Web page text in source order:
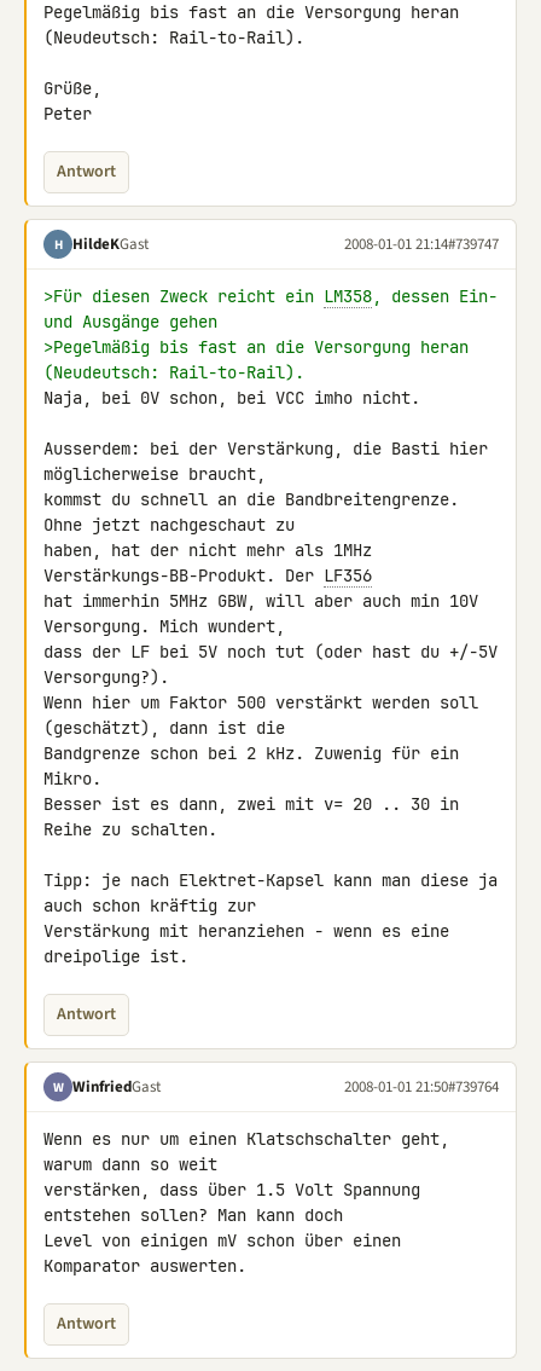
Pegelmäßig bis fast an die Versorgung heran
(Neudeutsch: Rail-to-Rail).
Grüße,
Peter
Antwort
H HildeKGast 2008-01-01 21:14#739747
>Für diesen Zweck reicht ein LM358, dessen Ein-
und Ausgänge gehen
>Pegelmäßig bis fast an die Versorgung heran
(Neudeutsch: Rail-to-Rail).
Naja, bei 0V schon, bei VCC imho nicht.
Ausserdem: bei der Verstärkung, die Basti hier
möglicherweise braucht,
kommst du schnell an die Bandbreitengrenze.
Ohne jetzt nachgeschaut zu
haben, hat der nicht mehr als 1MHz
Verstärkungs-BB-Produkt. Der LF356
hat immerhin 5MHz GBW, will aber auch min 10V
Versorgung. Mich wundert,
dass der LF bei 5V noch tut (oder hast du +/-5V
Versorgung?).
Wenn hier um Faktor 500 verstärkt werden soll
(geschätzt), dann ist die
Bandgrenze schon bei 2 kHz. Zuwenig für ein
Mikro.
Besser ist es dann, zwei mit v= 20 .. 30 in
Reihe zu schalten.
Tipp: je nach Elektret-Kapsel kann man diese ja
auch schon kräftig zur
Verstärkung mit heranziehen - wenn es eine
dreipolige ist.
Antwort
W WinfriedGast 2008-01-01 21:50#739764
Wenn es nur um einen Klatschschalter geht,
warum dann so weit
verstärken, dass über 1.5 Volt Spannung
entstehen sollen? Man kann doch
Level von einigen mV schon über einen
Komparator auswerten.
Antwort